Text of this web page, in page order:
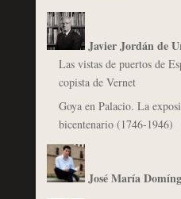
Javier Jordán de
Las vistas de puertos de
copista de Vernet
Goya en Palacio. La
bicentenario (1746-1946)
José María